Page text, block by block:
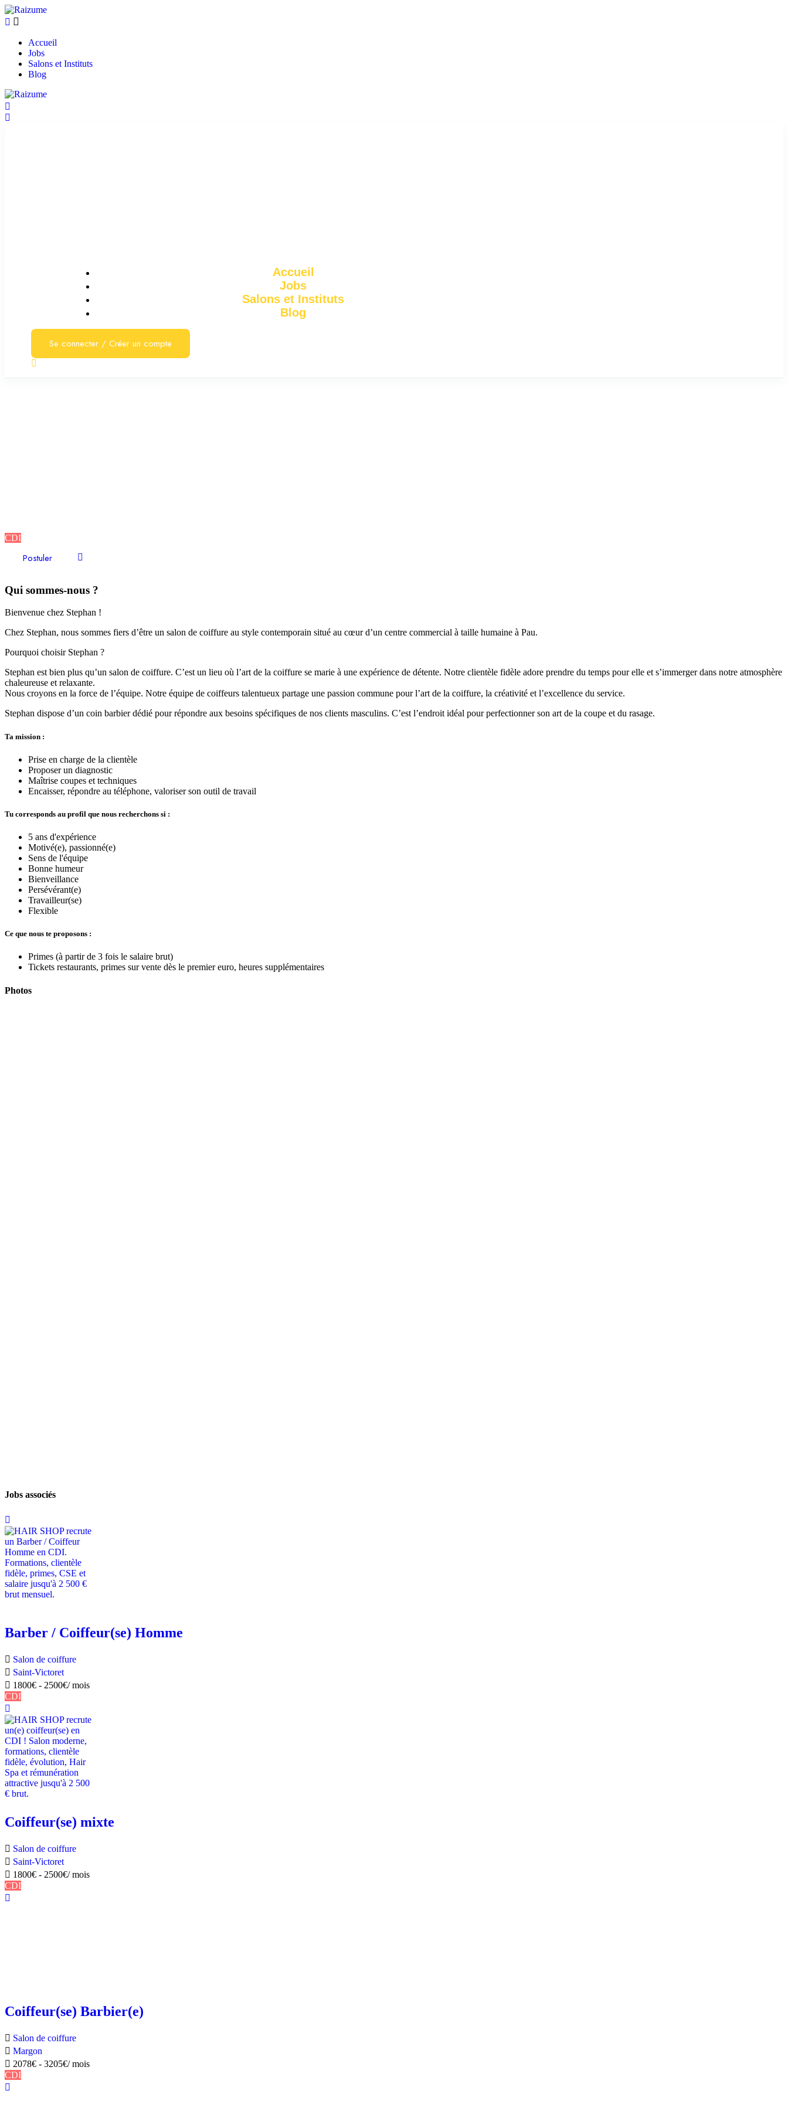
Accueil
Jobs
Salons et Instituts
Blog
Accueil
Jobs
Salons et Instituts
Blog
Se connecter / Créer un compte
CDI
Postuler
Qui sommes-nous ?
Bienvenue chez Stephan !
Chez Stephan, nous sommes fiers d’être un salon de coiffure au style contemporain situé au cœur d’un centre commercial à taille humaine à Pau.
Pourquoi choisir Stephan ?
Stephan est bien plus qu’un salon de coiffure. C’est un lieu où l’art de la coiffure se marie à une expérience de détente. Notre clientèle fidèle adore prendre du temps pour elle et s’immerger dans notre atmosphère
chaleureuse et relaxante.
Nous croyons en la force de l’équipe. Notre équipe de coiffeurs talentueux partage une passion commune pour l’art de la coiffure, la créativité et l’excellence du service.
Stephan dispose d’un coin barbier dédié pour répondre aux besoins spécifiques de nos clients masculins. C’est l’endroit idéal pour perfectionner son art de la coupe et du rasage.
Ta mission :
Prise en charge de la clientèle
Proposer un diagnostic
Maîtrise coupes et techniques
Encaisser, répondre au téléphone, valoriser son outil de travail
Tu corresponds au profil que nous recherchons si :
5 ans d'expérience
Motivé(e), passionné(e)
Sens de l'équipe
Bonne humeur
Bienveillance
Persévérant(e)
Travailleur(se)
Flexible
Ce que nous te proposons :
Primes (à partir de 3 fois le salaire brut)
Tickets restaurants, primes sur vente dès le premier euro, heures supplémentaires
Photos
Jobs associés
Barber / Coiffeur(se) Homme
Salon de coiffure
Saint-Victoret
1800€ - 2500€/ mois
CDI
Coiffeur(se) mixte
Salon de coiffure
Saint-Victoret
1800€ - 2500€/ mois
CDI
Coiffeur(se) Barbier(e)
Salon de coiffure
Margon
2078€ - 3205€/ mois
CDI